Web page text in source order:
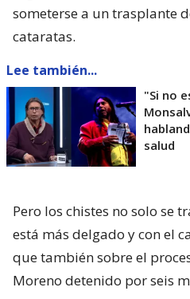
someterse a un trasplante
cataratas.
Lee también...
"Si no
salud
Pero los chistes no solo se
está más delgado y con el
que también sobre el
Moreno detenido por seis